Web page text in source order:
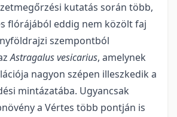
kutatás során több,
flórájából eddig nem közölt faj
szempontból
Astragalus vesicarius, amelynek
nagyon szépen illeszkedik a
mintázatába. Ugyancsak
a Vértes több pontján is